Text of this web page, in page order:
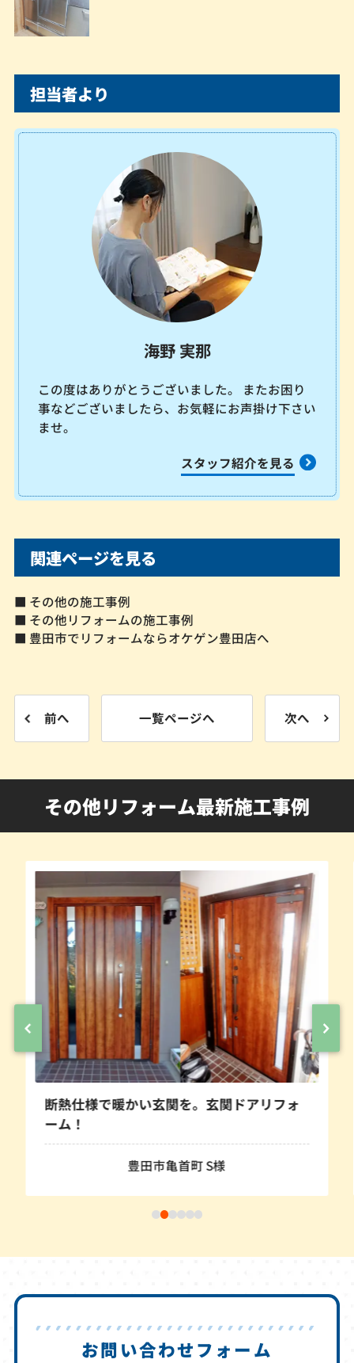
担当者より
海野 実那
この度はありがとうございました。 またお困り
事などございましたら、お気軽にお声掛け下さい
ませ。
スタッフ紹介を見る
関連ページを見る
■ その他の施工事例
■ その他リフォームの施工事例
■ 豊田市でリフォームならオケゲン豊田店へ
前へ 一覧ページへ 次へ
その他リフォーム最新施工事例
断熱仕様で暖かい玄関を。玄関ドアリフォ
ーム！
豊田市亀首町 S様
お問い合わせフォーム